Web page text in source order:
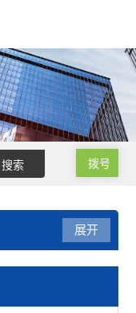
拨号
展开